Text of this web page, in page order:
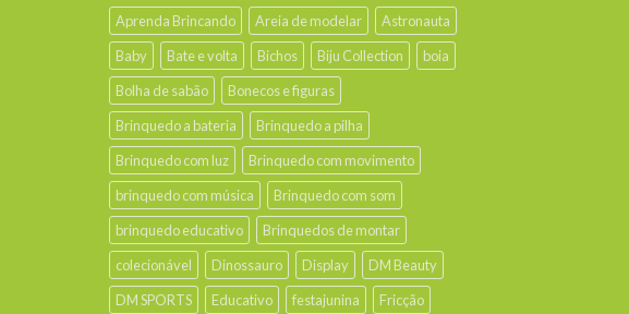
Aprenda Brincando
Areia de modelar
Astronauta
Baby
Bate e volta Bichos Biju Collection
boia
Bolha de sabão
Bonecos e figuras
Brinquedo a bateria
Brinquedo a pilha
Brinquedo com luz
Brinquedo com movimento
brinquedo com música
Brinquedo com som
brinquedo educativo
Brinquedos de montar
colecionável
Dinossauro Display
DM Beauty
DM SPORTS
Educativo festajunina
Fricção